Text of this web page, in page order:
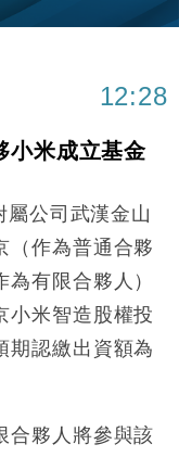
月 珠寶鐘錶銷售升勢
購 派息比率目標維持
億美元押注未上市公
慧倉儲市場 加快海外
斥21億翻新香港及
動前 男子攜槍彈被捕
擴張放慢兼縮減人
12:28
小米成立基金
公司武漢金山
（作為普通合夥
有限合夥人）
小米智造股權投
期認繳出資額為
合夥人將參與該